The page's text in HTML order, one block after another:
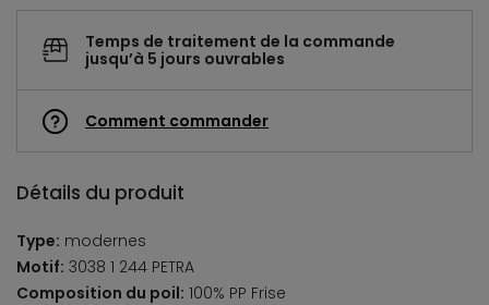
Temps de traitement de la commande
jusqu’à 5 jours ouvrables
Comment commander
Détails du produit
Type: modernes
Motif: 3038 1 244 PETRA
Composition du poil: 100% PP Frise